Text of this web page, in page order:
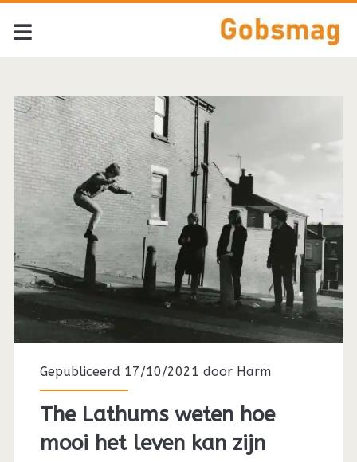
Tag:
<span>The
Smiths</span>
Gepubliceerd 17/10/2021 door Harm
The Lathums weten hoe
mooi het leven kan zijn